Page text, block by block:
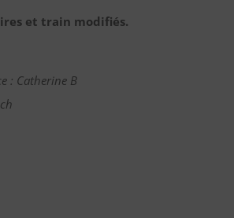
et train modifiés.
: Catherine B